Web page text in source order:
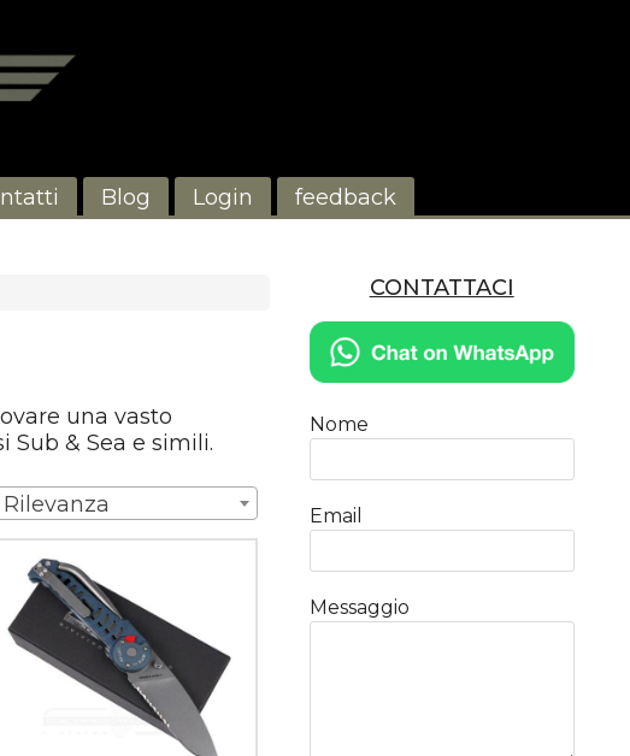
Blog Login feedback
una vasto
& Sea e simili.
Rilevanza
CONTATTACI
Nome
Email
Messaggio